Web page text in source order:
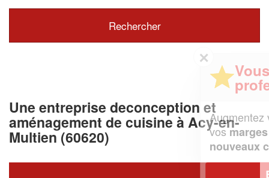
Une entreprise deconception et
aménagement de cuisine à Acy-en-
Multien (60620)
Augmentez votrechiffre d'affaireset
vosmargestout en gagnant de
nouveaux clients